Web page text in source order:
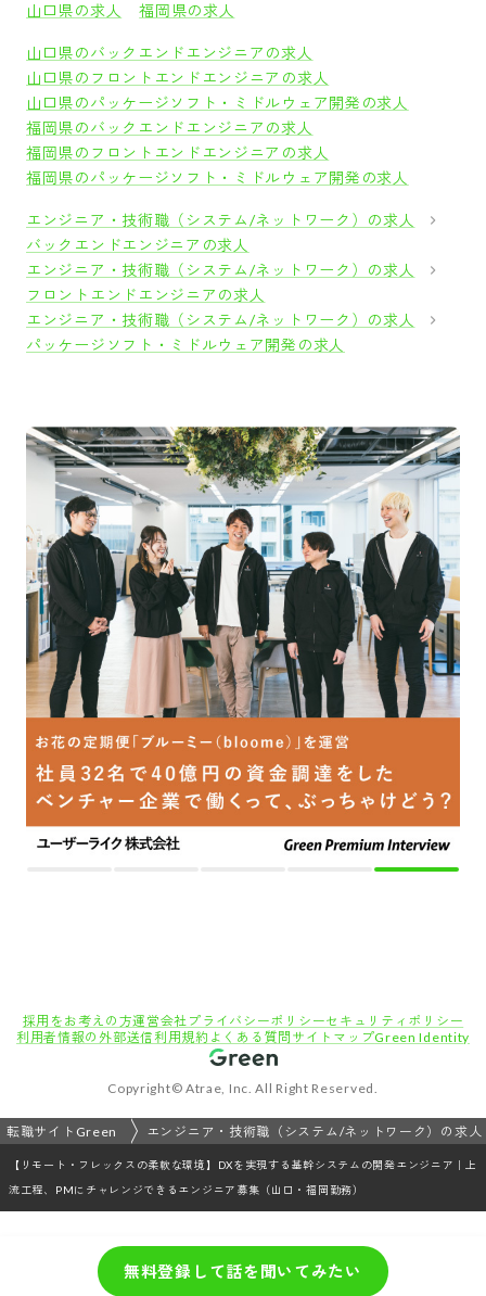
山口県の求人 福岡県の求人
山口県のバックエンドエンジニアの求人
山口県のフロントエンドエンジニアの求人
山口県のパッケージソフト・ミドルウェア開発の求人
福岡県のバックエンドエンジニアの求人
福岡県のフロントエンドエンジニアの求人
福岡県のパッケージソフト・ミドルウェア開発の求人
エンジニア・技術職（システム/ネットワーク）の求人
バックエンドエンジニアの求人
エンジニア・技術職（システム/ネットワーク）の求人
フロントエンドエンジニアの求人
エンジニア・技術職（システム/ネットワーク）の求人
パッケージソフト・ミドルウェア開発の求人
無料登録して話を聞いてみたい
採用をお考えの方運営会社 プライバシーポリシーセキュリティポリシー
利用者情報の外部送信利用規約 よくある質問 サイトマップGreen Identity
Copyright© Atrae, Inc. All Right Reserved.
転職サイトGreen エンジニア・技術職（システム/ネットワーク）の求人
【リモート・フレックスの柔軟な環境】DXを実現する基幹システムの開発エンジニア｜上
流工程、PMにチャレンジできるエンジニア募集（山口・福岡勤務）